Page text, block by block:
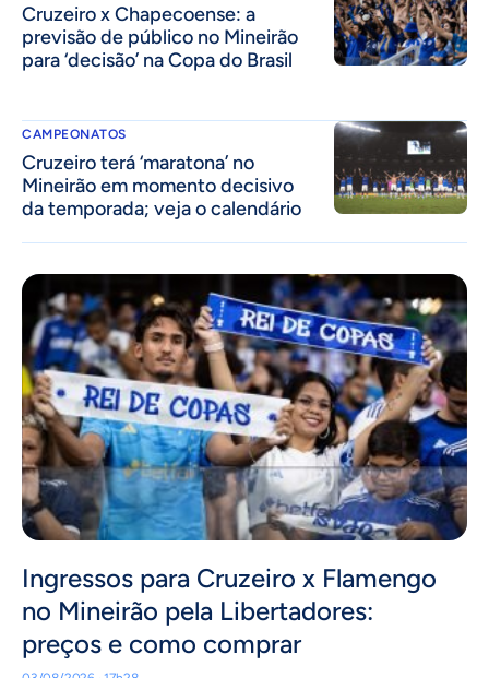
Cruzeiro x Chapecoense: a
previsão de público no Mineirão
para ‘decisão’ na Copa do Brasil
CAMPEONATOS
Cruzeiro terá ‘maratona’ no
Mineirão em momento decisivo
da temporada; veja o calendário
Ingressos para Cruzeiro x Flamengo
no Mineirão pela Libertadores:
preços e como comprar